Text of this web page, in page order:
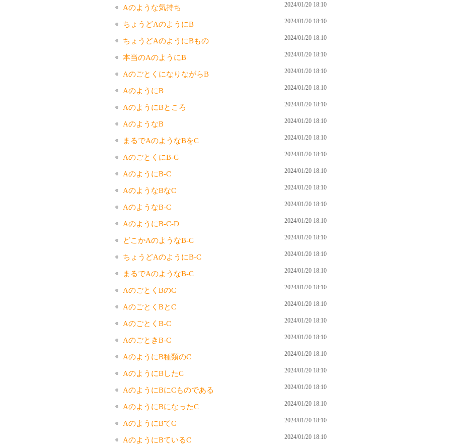
Aのような気持ち 2024/01/20 18:10
ちょうどAのようにB 2024/01/20 18:10
ちょうどAのようにBもの 2024/01/20 18:10
本当のAのようにB 2024/01/20 18:10
AのごとくになりながらB 2024/01/20 18:10
AのようにB 2024/01/20 18:10
AのようにBところ 2024/01/20 18:10
AのようなB 2024/01/20 18:10
まるでAのようなBをC 2024/01/20 18:10
AのごとくにB-C 2024/01/20 18:10
AのようにB-C 2024/01/20 18:10
AのようなBなC 2024/01/20 18:10
AのようなB-C 2024/01/20 18:10
AのようにB-C-D 2024/01/20 18:10
どこかAのようなB-C 2024/01/20 18:10
ちょうどAのようにB-C 2024/01/20 18:10
まるでAのようなB-C 2024/01/20 18:10
AのごとくBのC 2024/01/20 18:10
AのごとくBとC 2024/01/20 18:10
AのごとくB-C 2024/01/20 18:10
AのごときB-C 2024/01/20 18:10
AのようにB種類のC 2024/01/20 18:10
AのようにBしたC 2024/01/20 18:10
AのようにBにCものである 2024/01/20 18:10
AのようにBになったC 2024/01/20 18:10
AのようにBてC 2024/01/20 18:10
AのようにBているC 2024/01/20 18:10